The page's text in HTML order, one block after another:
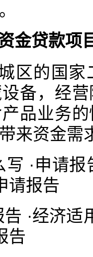
金贷款项
区的国
备，经
品业务
来资金需
写 ·申请
请报告
告 ·经济
告